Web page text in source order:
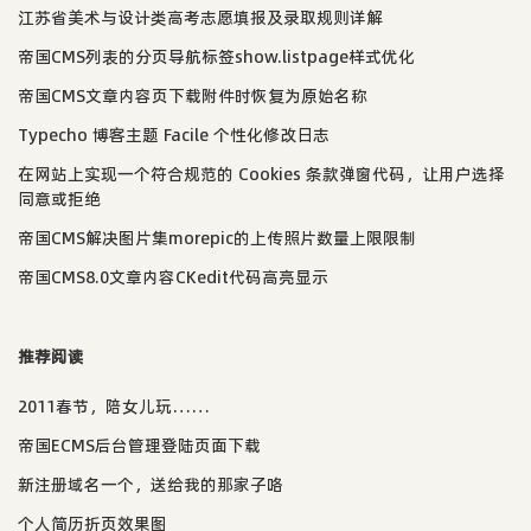
江苏省美术与设计类高考志愿填报及录取规则详解
帝国CMS列表的分页导航标签show.listpage样式优化
帝国CMS文章内容页下载附件时恢复为原始名称
Typecho 博客主题 Facile 个性化修改日志
在网站上实现一个符合规范的 Cookies 条款弹窗代码，让用户选择
同意或拒绝
帝国CMS解决图片集morepic的上传照片数量上限限制
帝国CMS8.0文章内容CKedit代码高亮显示
推荐阅读
2011春节，陪女儿玩……
帝国ECMS后台管理登陆页面下载
新注册域名一个，送给我的那家子咯
个人简历折页效果图